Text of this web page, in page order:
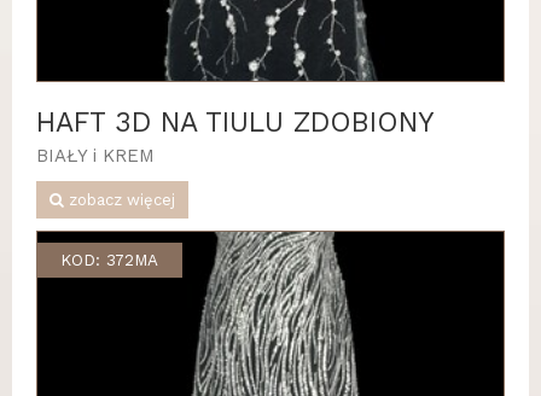
HAFT 3D NA TIULU ZDOBIONY
BIAŁY i KREM
zobacz więcej
KOD: 372MA